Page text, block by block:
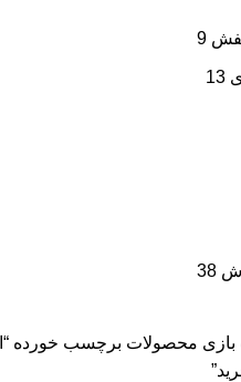
9
13
38
محصولات برچسب خورده